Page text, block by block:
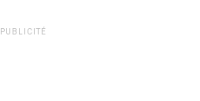
PUBLICITÉ